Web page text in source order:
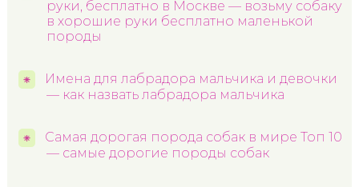
руки, бесплатно в Москве — возьму собаку
в хорошие руки бесплатно маленькой
породы
Имена для лабрадора мальчика и девочки
— как назвать лабрадора мальчика
Самая дорогая порода собак в мире Топ 10
— самые дорогие породы собак